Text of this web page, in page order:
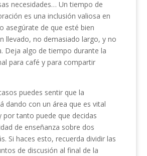
necesidades… Un tiempo de
es una inclusión valiosa en
asegúrate de que esté bien
llevado, no demasiado largo, y no
Deja algo de tiempo durante la
para café y para compartir
puedes sentir que la
dando con un área que es vital
por tanto puede que decidas
de enseñanza sobre dos
Si haces esto, recuerda dividir las
de discusión al final de la